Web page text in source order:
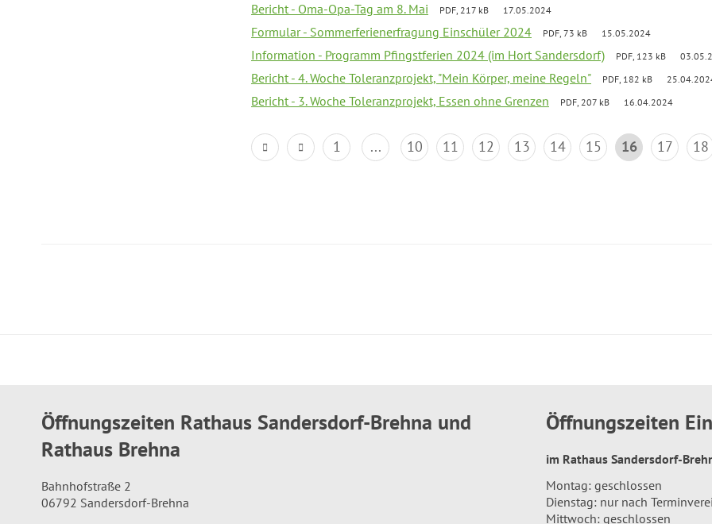
Bericht - Oma-Opa-Tag am 8. Mai PDF, 217 kB 17.05.2024
Formular - Sommerferienerfragung Einschüler 2024 PDF, 73 kB 15.05.2024
Information - Programm Pfingstferien 2024 (im Hort Sandersdorf) PDF, 123 kB
Bericht - 4. Woche Toleranzprojekt, "Mein Körper, meine Regeln" PDF, 182 kB
Bericht - 3. Woche Toleranzprojekt, Essen ohne Grenzen PDF, 207 kB 16.04.2024
1 ... 10 11 12 13 14 15 16 17 18
Öffnungszeiten Rathaus Sandersdorf-Brehna und
Rathaus Brehna
Bahnhofstraße 2
06792 Sandersdorf-Brehna
Öffnungszeiten
im Rathaus Sandersdorf-
Montag: geschlossen
Dienstag: nur nach
Mittwoch: geschlossen